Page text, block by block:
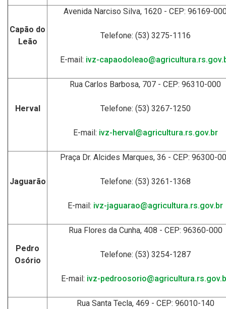
Capão do
Leão
Avenida Narciso Silva, 1620 - CEP: 96169-
Telefone: (53) 3275-1116
E-mail: ivz-
Herval
Rua Carlos Barbosa, 707 - CEP: 96310-000
Telefone: (53) 3267-1250
E-mail: ivz-herval@agricultura.rs.gov.br
Jaguarão
Praça Dr. Alcides Marques, 36 - CEP: 96300-
Telefone: (53) 3261-1368
E-mail: ivz-jaguarao@agricultura.rs.gov.br
Pedro
Osório
Rua Flores da Cunha, 408 - CEP: 96360-000
Telefone: (53) 3254-1287
E-mail: ivz-
Rua Santa Tecla, 469 - CEP: 96010-140